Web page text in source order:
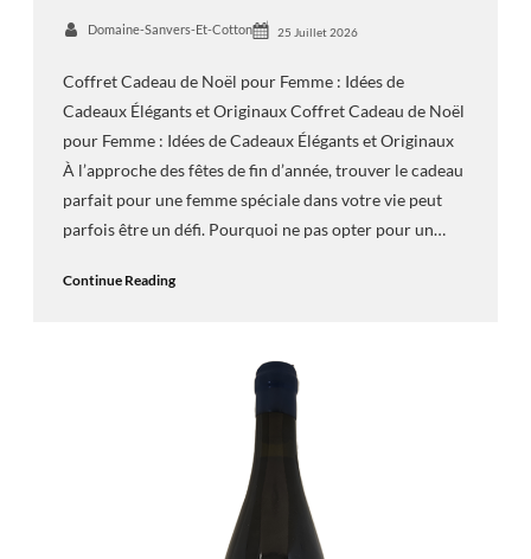
Domaine-Sanvers-Et-Cotton 25 Juillet 2026
Coffret Cadeau de Noël pour Femme : Idées de
Cadeaux Élégants et Originaux Coffret Cadeau de Noël
pour Femme : Idées de Cadeaux Élégants et Originaux
À l’approche des fêtes de fin d’année, trouver le cadeau
parfait pour une femme spéciale dans votre vie peut
parfois être un défi. Pourquoi ne pas opter pour un…
Continue Reading